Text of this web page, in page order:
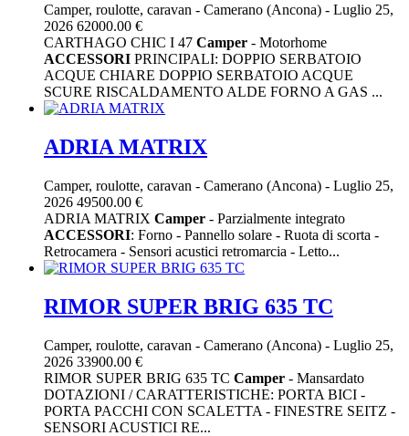
Camper, roulotte, caravan - Camerano (Ancona) - Luglio 25,
2026 62000.00 €
CARTHAGO CHIC I 47 Camper - Motorhome
ACCESSORI PRINCIPALI: DOPPIO SERBATOIO
ACQUE CHIARE DOPPIO SERBATOIO ACQUE
SCURE RISCALDAMENTO ALDE FORNO A GAS ...
ADRIA MATRIX
Camper, roulotte, caravan - Camerano (Ancona) - Luglio 25,
2026 49500.00 €
ADRIA MATRIX Camper - Parzialmente integrato
ACCESSORI: Forno - Pannello solare - Ruota di scorta -
Retrocamera - Sensori acustici retromarcia - Letto...
RIMOR SUPER BRIG 635 TC
Camper, roulotte, caravan - Camerano (Ancona) - Luglio 25,
2026 33900.00 €
RIMOR SUPER BRIG 635 TC Camper - Mansardato
DOTAZIONI / CARATTERISTICHE: PORTA BICI -
PORTA PACCHI CON SCALETTA - FINESTRE SEITZ -
SENSORI ACUSTICI RE...